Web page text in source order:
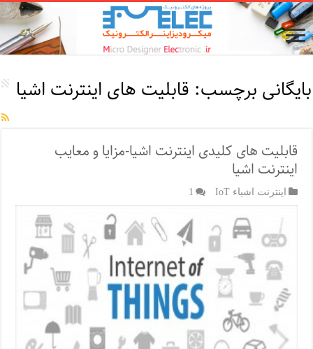
بایگانی برچسب: قابلیت های اینترنت اشیا
قابلیت های کلیدی اینترنت اشیا-مزایا و معایب
اینترنت اشیا
اینترنت اشیاء IoT 1